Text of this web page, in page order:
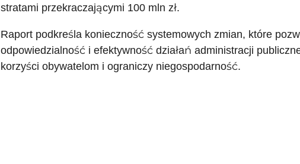
stratami przekraczającymi 100 mln zł.
Raport podkreśla konieczność systemowych zmian, które
odpowiedzialność i efektywność działań administracji
korzyści obywatelom i ograniczy niegospodarność.